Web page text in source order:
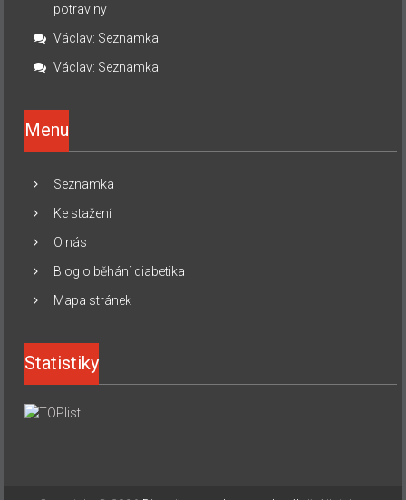
potraviny
Václav: Seznamka
Václav: Seznamka
Menu
Seznamka
Ke stažení
O nás
Blog o běhání diabetika
Mapa stránek
Statistiky